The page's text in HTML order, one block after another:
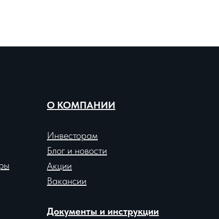
О КОМПАНИИ
Инвесторам
Блог и новости
Акции
Вакансии
Документы и инструкции